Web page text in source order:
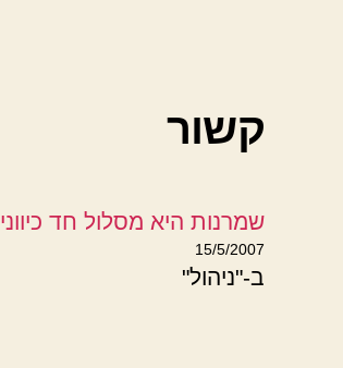
קשור
שמרנות היא מסלול חד כיווני
15/5/2007
ב-"ניהול"